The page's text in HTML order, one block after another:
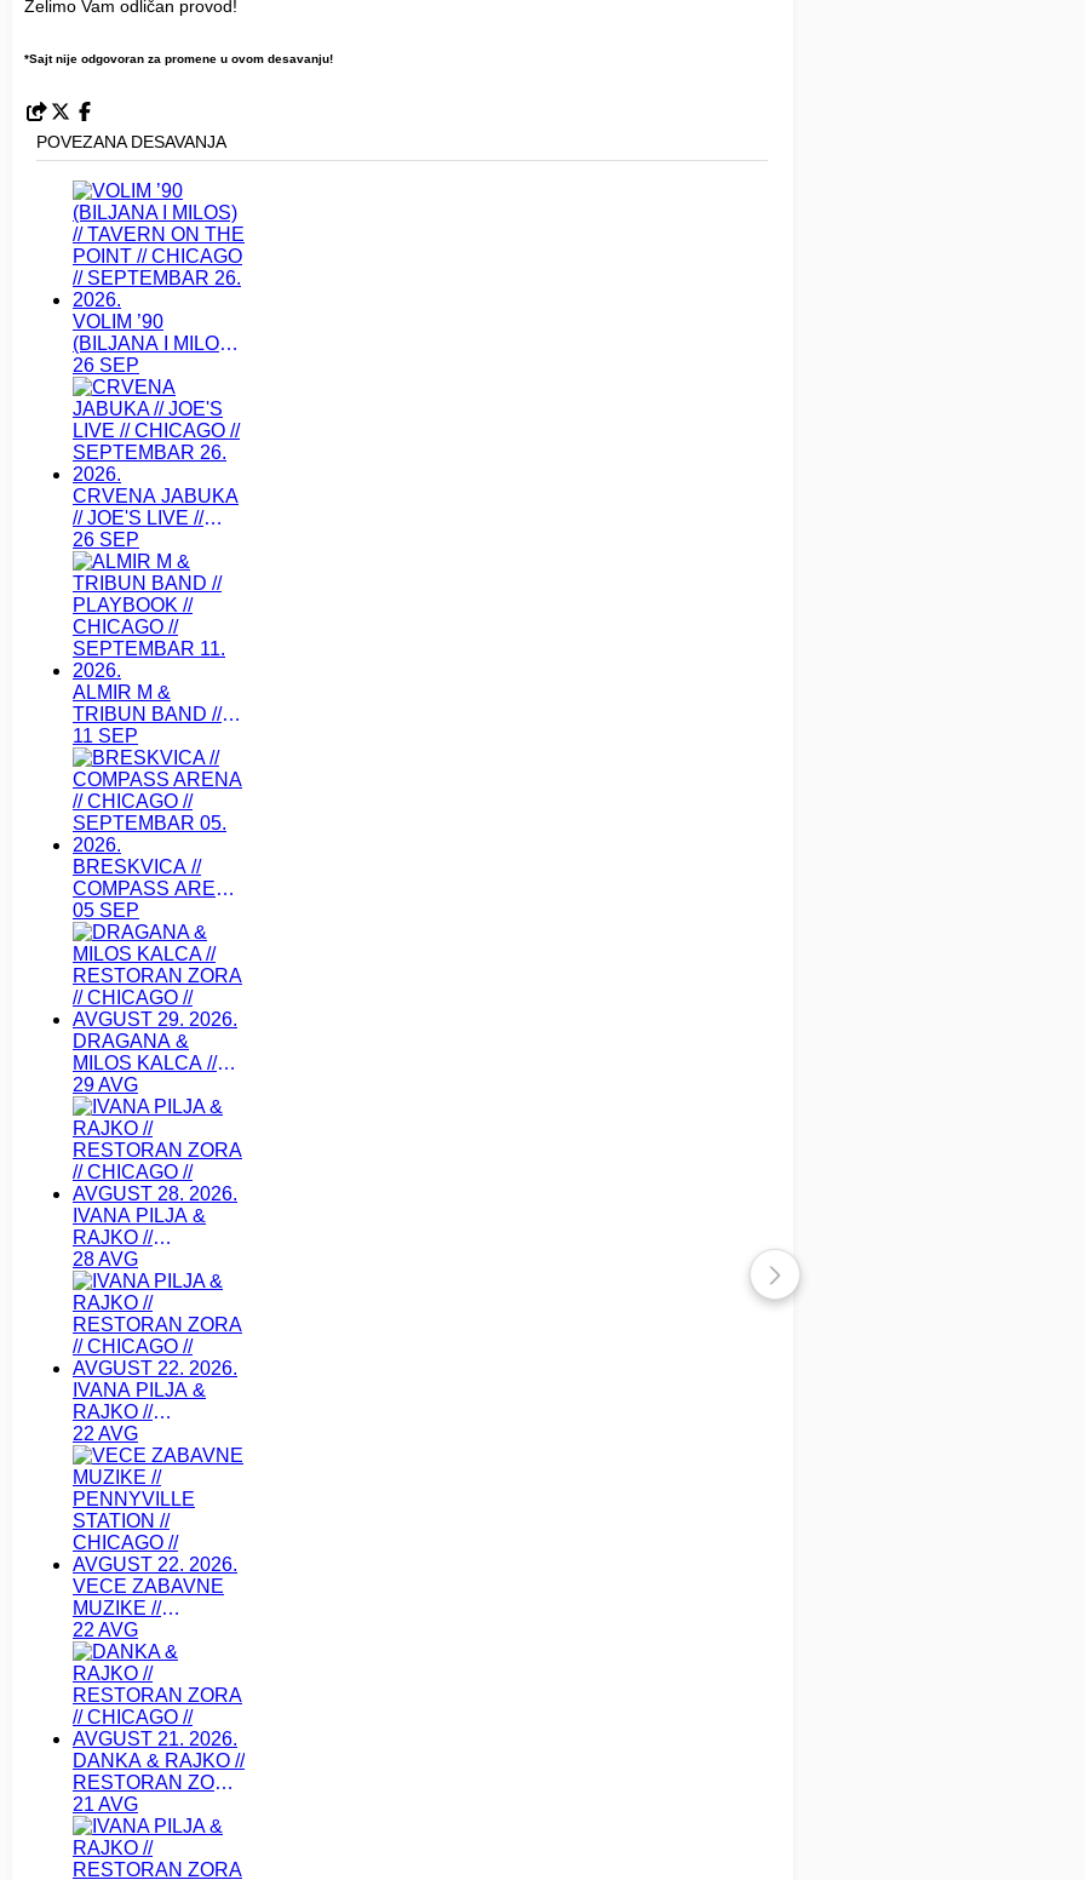
Želimo Vam odličan provod!
*Sajt nije odgovoran za promene u ovom desavanju!
POVEZANA DESAVANJA
VOLIM ’90
(BILJANA I MILOS)
// TAVERN ON THE
POINT // CHICAGO
// SEPTEMBAR 26.
2026.
26 SEP
CRVENA JABUKA
// JOE'S LIVE //
CHICAGO //
SEPTEMBAR 26.
2026.
26 SEP
ALMIR M &
TRIBUN BAND //
PLAYBOOK //
CHICAGO //
SEPTEMBAR 11.
2026.
11 SEP
BRESKVICA //
COMPASS ARENA
// CHICAGO //
SEPTEMBAR 05.
2026.
05 SEP
DRAGANA &
MILOS KALCA //
RESTORAN ZORA
// CHICAGO //
AVGUST 29. 2026.
29 AVG
IVANA PILJA &
RAJKO //
RESTORAN ZORA
// CHICAGO //
AVGUST 28. 2026.
28 AVG
IVANA PILJA &
RAJKO //
RESTORAN ZORA
// CHICAGO //
AVGUST 22. 2026.
22 AVG
VECE ZABAVNE
MUZIKE //
PENNYVILLE
STATION //
CHICAGO //
AVGUST 22. 2026.
22 AVG
DANKA & RAJKO //
RESTORAN ZORA
// CHICAGO //
AVGUST 21. 2026.
21 AVG